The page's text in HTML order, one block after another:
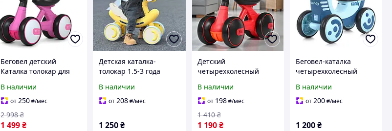
Беговел детский
Каталка толокар для
BAMBI Мотоцикл для
детей С музыкой,
светом Розовый
В наличии
от250₴/мес
1 499₴
2 998 ₴
Детская каталка-
толокар 1.5-3 года
6239 Желтый
В наличии
от208₴/мес
1 250₴
Детский
четырехколесный
мотоцикл 4086-3
Красный
В наличии
от 198 ₴/мес
1 190 ₴
1 410 ₴
Беговел-каталка
четырехколесный
"Луноход" M 5855E-12 с
музыкой и подсветкой,
В наличии
от200₴/мес
1 200₴